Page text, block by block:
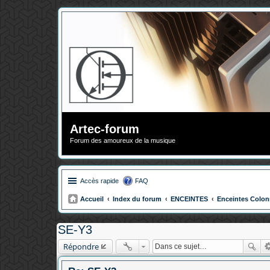
Artec-forum
Forum des amoureux de la musique
Accès rapide FAQ
Accueil Index du forum ENCEINTES Enceintes
SE-Y3
Répondre